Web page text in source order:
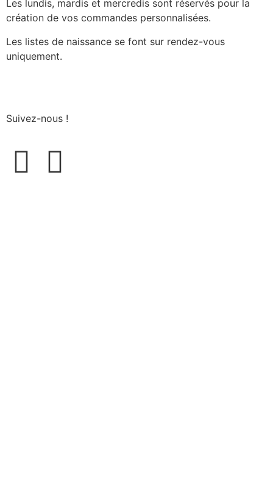
Les lundis, mardis et mercredis sont réservés pour la
création de vos commandes personnalisées.
Les listes de naissance se font sur rendez-vous
uniquement.
Suivez-nous !